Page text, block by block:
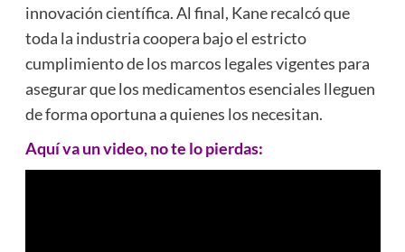
innovación científica. Al final, Kane recalcó que
toda la industria coopera bajo el estricto
cumplimiento de los marcos legales vigentes para
asegurar que los medicamentos esenciales lleguen
de forma oportuna a quienes los necesitan.
Aquí va un video, no te lo pierdas: